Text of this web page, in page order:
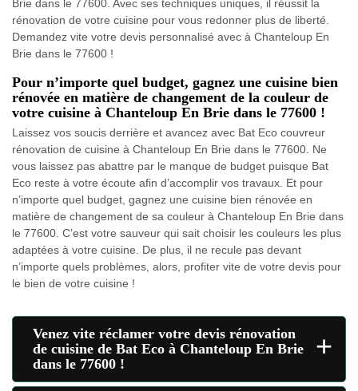
Brie dans le 77600. Avec ses techniques uniques, il réussit la
rénovation de votre cuisine pour vous redonner plus de liberté.
Demandez vite votre devis personnalisé avec à Chanteloup En
Brie dans le 77600 !
Pour n’importe quel budget, gagnez une cuisine bien
rénovée en matière de changement de la couleur de
votre cuisine à Chanteloup En Brie dans le 77600 !
Laissez vos soucis derrière et avancez avec Bat Eco couvreur
rénovation de cuisine à Chanteloup En Brie dans le 77600. Ne
vous laissez pas abattre par le manque de budget puisque Bat
Eco reste à votre écoute afin d’accomplir vos travaux. Et pour
n’importe quel budget, gagnez une cuisine bien rénovée en
matière de changement de sa couleur à Chanteloup En Brie dans
le 77600. C’est votre sauveur qui sait choisir les couleurs les plus
adaptées à votre cuisine. De plus, il ne recule pas devant
n’importe quels problèmes, alors, profiter vite de votre devis pour
le bien de votre cuisine !
Venez vite réclamer votre devis rénovation
de cuisine de Bat Eco à Chanteloup En Brie
dans le 77600 !
+